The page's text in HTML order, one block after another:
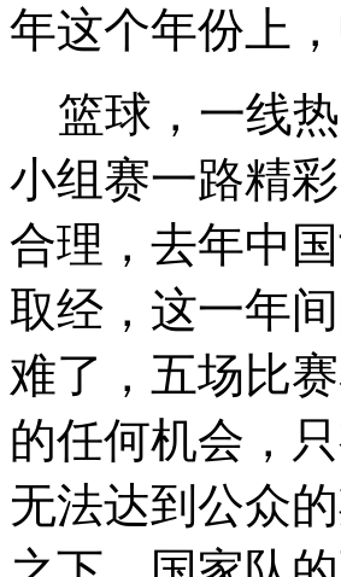
年这个年份上
篮球，一线热
小组赛一路精
合理，去年中
取经，这一年
难了，五场比
的任何机会，
无法达到公众